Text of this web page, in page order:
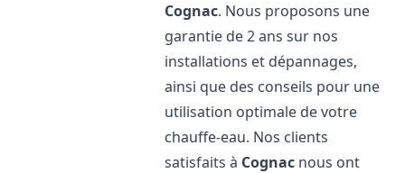
Cognac. Nous proposons une
garantie de 2 ans sur nos
installations et dépannages,
ainsi que des conseils pour une
utilisation optimale de votre
chauffe-eau. Nos clients
satisfaits à Cognac nous ont